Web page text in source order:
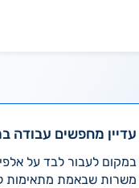
עדיין מחפשים עבודה
משרות שבאמת מתאימות